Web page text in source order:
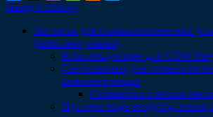
Назад к списку
Запчасти для стоматологических
(комплектующие)
Комплектующие для VDW
Светильники для
комплектующие
Стоматологические
Пустеры вода-воздух/